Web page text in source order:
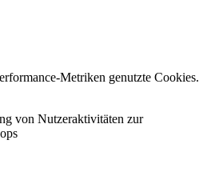
Metriken genutzte Cookies.
von Nutzeraktivitäten zur